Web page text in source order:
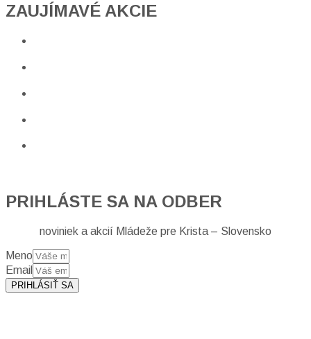
ZAUJÍMAVÉ AKCIE​
PRIHLÁSTE SA NA ODBER
noviniek a akcií Mládeže pre Krista – Slovensko
Meno
Email
PRIHLÁSIŤ SA